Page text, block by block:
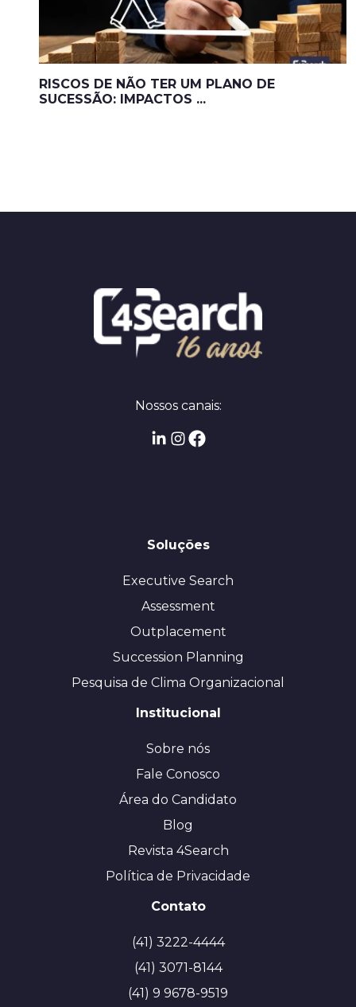
RISCOS DE NÃO TER UM PLANO DE
SUCESSÃO: IMPACTOS ...
Nossos canais:
Soluções
Executive Search
Assessment
Outplacement
Succession Planning
Pesquisa de Clima Organizacional
Institucional
Sobre nós
Fale Conosco
Área do Candidato
Blog
Revista 4Search
Política de Privacidade
Contato
(41) 3222-4444
(41) 3071-8144
(41) 9 9678-9519